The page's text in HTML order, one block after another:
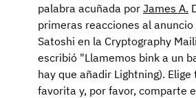
palabra acuñada por James A.
primeras reacciones al
Satoshi en la Cryptography
escribió "Llamemos bink a un
hay que añadir Lightning).
favorita y, por favor, comparte